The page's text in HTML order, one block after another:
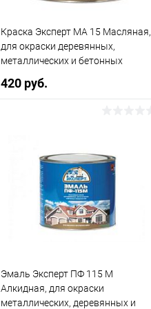
Цвет
Белый
Элемент каталога:
Краска Эксперт МА 15 Масляная,
для окраски деревянных,
металлических и бетонных
поверхностей
420 руб.
Купить в 1 клик К сравнению
В избранное В наличии
Литраж | Масса:
Цвет
Белый Коричневый
Эмаль Эксперт ПФ 115 М
Алкидная, для окраски
металлических, деревянных и